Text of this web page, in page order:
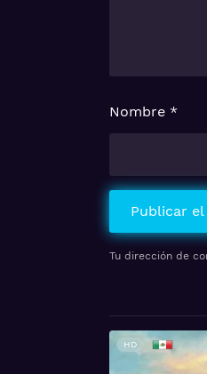
Tu dirección de
Nombre *
HD